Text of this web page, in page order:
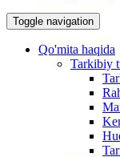
Toggle navigation
Qo'mita haqida
Tarkibiy